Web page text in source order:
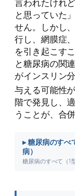
と思っていた
せん。しかし
行し、網膜症
を引き起こす
と糖尿病の関
がインスリン
与える可能性
階で発見し、
うことが、合
▸ 糖尿病のすべ
病）